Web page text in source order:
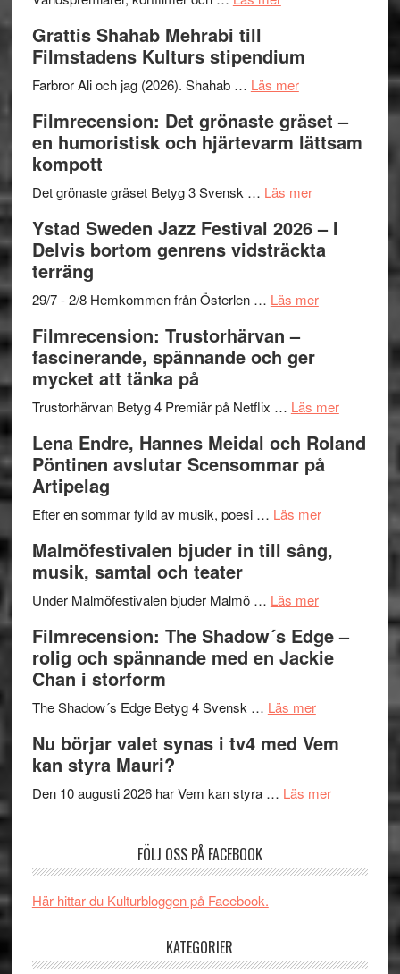
Files:
I
Want
Believe
–
Frankenshtey
med
Fox
och
Scully
West
presenterar
nya
titlar
årets
Grattis Shahab Mehrabi till
Filmstadens Kulturs stipendium
Farbror Ali och jag (2026). Shahab … Läs merom
Shahab
Mehrabi
Filmstadens
stipendium
Filmrecension: Det grönaste gräset –
en humoristisk och hjärtevarm lättsam
kompott
Det grönaste gräset Betyg 3 Svensk … Läs merom
Det
grönaste
–
och
lättsam
Ystad Sweden Jazz Festival 2026 – I
Delvis bortom genrens vidsträckta
terräng
29/7 - 2/8 Hemkommen från Österlen … Läs merom
2026
I
Delvis
genrens
terräng
Filmrecension: Trustorhärvan –
fascinerande, spännande och ger
mycket att tänka på
Trustorhärvan Betyg 4 Premiär på Netflix … Läs merom
på
Lena Endre, Hannes Meidal och Roland
Pöntinen avslutar Scensommar på
Artipelag
Efter en sommar fylld av musik, poesi … Läs merom
Endre,
Roland
Pöntinen
Scensommar
Artipelag
Malmöfestivalen bjuder in till sång,
musik, samtal och teater
Under Malmöfestivalen bjuder Malmö … Läs merom
bjuder
in
samtal
teater
Filmrecension: The Shadow´s Edge –
rolig och spännande med en Jackie
Chan i storform
The Shadow´s Edge Betyg 4 Svensk … Läs merom
The
´s
och
Jackie
Nu börjar valet synas i tv4 med Vem
kan styra Mauri?
Den 10 augusti 2026 har Vem kan styra … Läs merom
synas
Vem
FÖLJ OSS PÅ FACEBOOK
Här hittar du Kulturbloggen på Facebook.
KATEGORIER